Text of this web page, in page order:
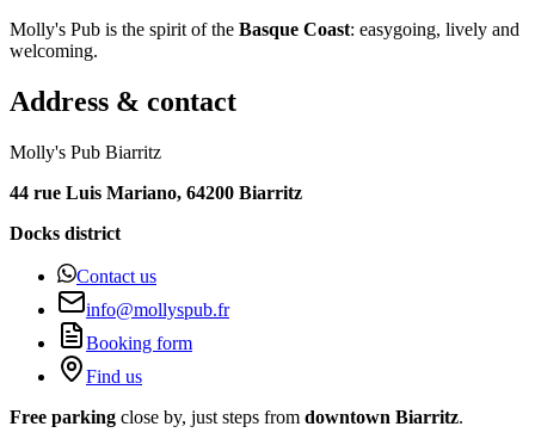
Molly's Pub is the spirit of the Basque Coast: easygoing, lively and
welcoming.
Address & contact
Molly's Pub Biarritz
44 rue Luis Mariano, 64200 Biarritz
Docks district
Contact us
info@mollyspub.fr
Booking form
Find us
Free parking close by, just steps from downtown Biarritz.